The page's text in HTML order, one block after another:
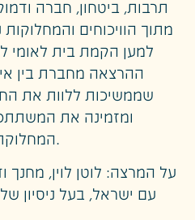
תרבות, ביטחון, חברה
מתוך הוויכוחים
למען הקמת בית לאומי
ההרצאה מחברת בין
שממשיכות ללוות את
ומזמינה את
המחלוקת בבניית חברה משותפת.
על המרצה: לוטן לוין, מחנך
עם ישראל, בעל ניסיון